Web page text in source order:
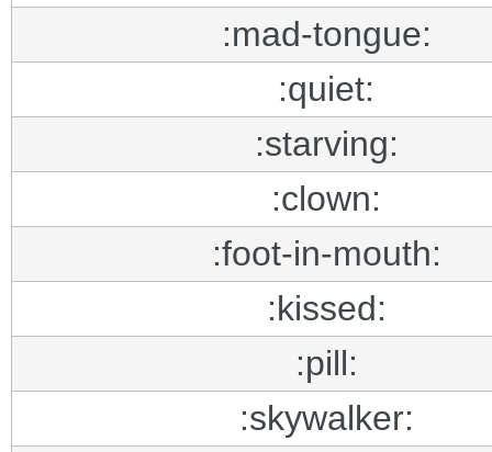
:mad-tongue:
:quiet:
:starving:
:clown:
:foot-in-mouth:
:kissed:
:pill:
:skywalker: